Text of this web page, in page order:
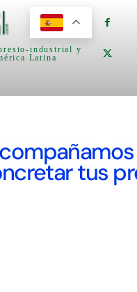
industrial y
Latina